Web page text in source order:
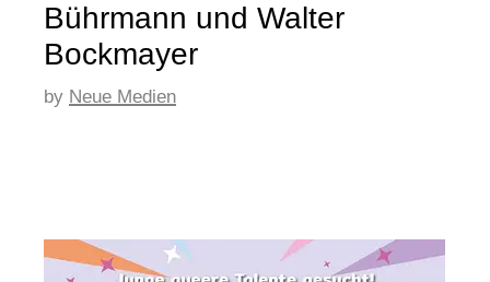
Bührmann und Walter
Bockmayer
by Neue Medien